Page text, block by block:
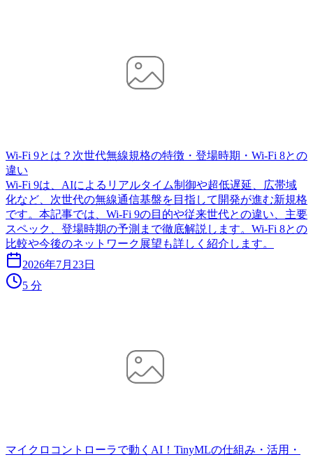
Wi-Fi 9とは？次世代無線規格の特徴・登場時期・Wi-Fi 8との
違い
Wi-Fi 9は、AIによるリアルタイム制御や超低遅延、広帯域
化など、次世代の無線通信基盤を目指して開発が進む新規格
です。本記事では、Wi-Fi 9の目的や従来世代との違い、主要
スペック、登場時期の予測まで徹底解説します。Wi-Fi 8との
比較や今後のネットワーク展望も詳しく紹介します。
2026年7月23日
5 分
マイクロコントローラで動くAI！TinyMLの仕組み・活用・